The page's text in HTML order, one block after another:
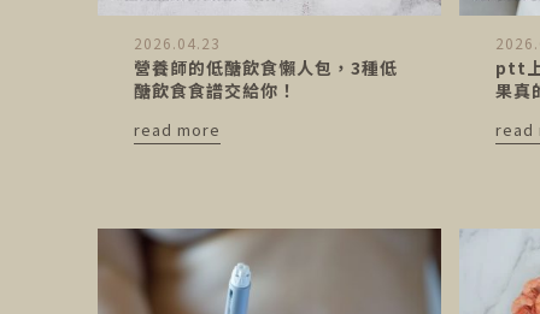
2026.04.23
營養師的低醣飲食懶人包，3種低
醣飲食食譜交給你！
read more
ptt
果真
read